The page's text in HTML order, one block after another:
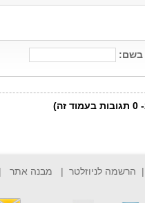
| הרשמה לניוזלטר | מבנה אתר